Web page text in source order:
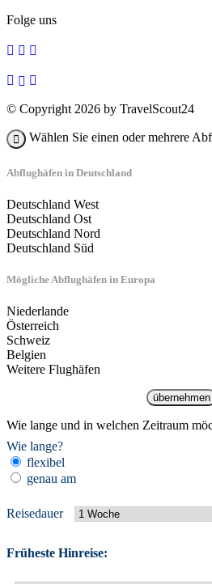
Folge uns
© Copyright 2026 by TravelScout24
Wählen Sie einen oder mehrere
Abflughäfen in Deutschland
Deutschland West
Deutschland Ost
Deutschland Nord
Deutschland Süd
Mögliche Abflughäfen in Europa
Niederlande
Österreich
Schweiz
Belgien
Weitere Flughäfen
übernehmen
Wie lange und in welchen Zeitraum
Wie lange?
flexibel
genau am
Reisedauer
Früheste Hinreise: